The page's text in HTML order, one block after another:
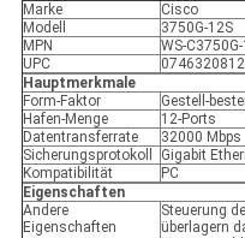
Marke
Cisco
Modell
3750G-12S
MPN
WS-
UPC
Hauptmerkmale
Form-Faktor
Gestell-
Hafen-Menge
12-Ports
Datentransferrate
32000 Mbps
Sicherungsprotokoll
Gigabit
Kompatibilität
PC
Eigenschaften
Andere
Eigenschaften
Steuerung
überlagern